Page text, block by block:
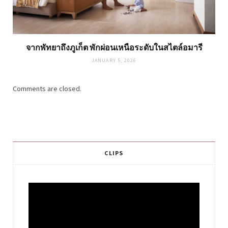
จากพัทยาถึงภูเก็ต พักผ่อนเหนือระดับในสไตล์อมารี
JANUARY 5, 2026
Comments are closed.
CLIPS